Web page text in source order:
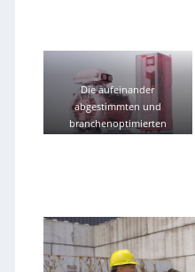
Die aufeinander
abgestimmten und
branchenoptimierten
und die Produktionsleistung
zu steigern.–Bild: ABB AG